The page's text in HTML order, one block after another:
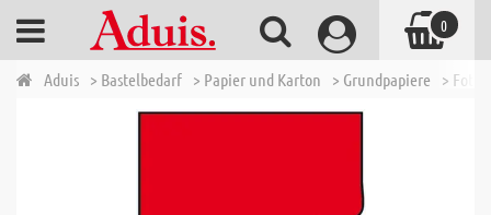
Aduis > Bastelbedarf > Papier und Karton > Grundpapiere >
0